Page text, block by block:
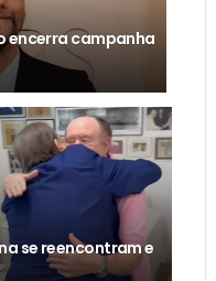
encerra campanha
se reencontram e